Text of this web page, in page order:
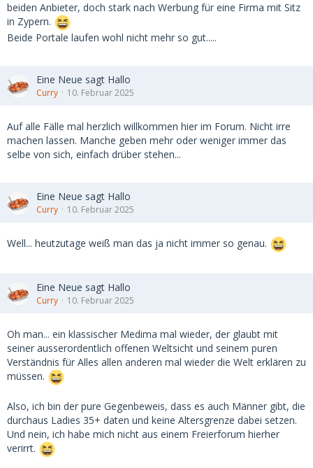
beiden Anbieter, doch stark nach Werbung für eine Firma mit Sitz
in Zypern.
Beide Portale laufen wohl nicht mehr so gut.....
Eine Neue sagt Hallo
Curry 10. Februar 2025
Auf alle Fälle mal herzlich willkommen hier im Forum. Nicht irre
machen lassen. Manche geben mehr oder weniger immer das
selbe von sich, einfach drüber stehen...
Eine Neue sagt Hallo
Curry 10. Februar 2025
Well... heutzutage weiß man das ja nicht immer so genau.
Eine Neue sagt Hallo
Curry 10. Februar 2025
Oh man... ein klassischer Medima mal wieder, der glaubt mit
seiner ausserordentlich offenen Weltsicht und seinem puren
Verständnis für Alles allen anderen mal wieder die Welt erklären zu
müssen.
Also, ich bin der pure Gegenbeweis, dass es auch Männer gibt, die
durchaus Ladies 35+ daten und keine Altersgrenze dabei setzen.
Und nein, ich habe mich nicht aus einem Freierforum hierher
verirrt.